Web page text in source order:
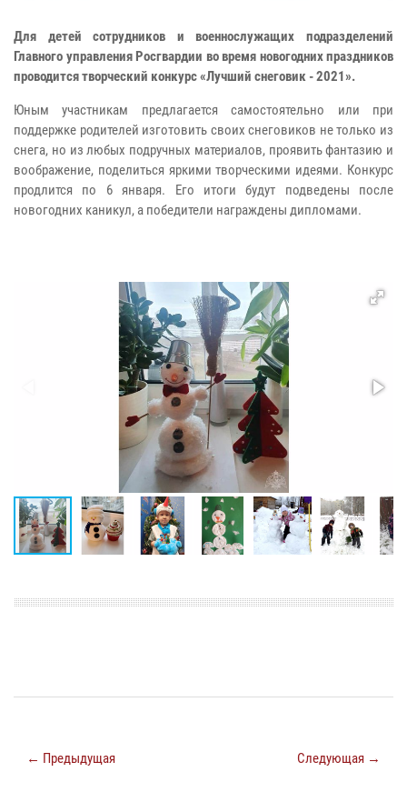
Для детей сотрудников и военнослужащих подразделений
Главного управления Росгвардии во время новогодних праздников
проводится творческий конкурс «Лучший снеговик - 2021».
Юным участникам предлагается самостоятельно или при
поддержке родителей изготовить своих снеговиков не только из
снега, но из любых подручных материалов, проявить фантазию и
воображение, поделиться яркими творческими идеями. Конкурс
продлится по 6 января. Его итоги будут подведены после
новогодних каникул, а победители награждены дипломами.
← Предыдущая Следующая →